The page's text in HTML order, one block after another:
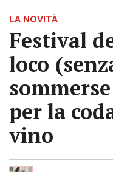
LA NOVITÀ
Festival
loco
per la
vino